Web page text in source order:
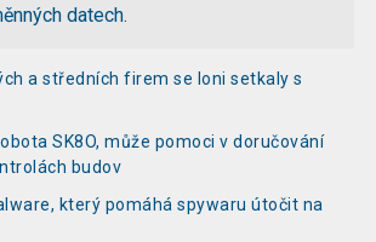
datech.
a středních firem se loni setkaly s
SK8O, může pomoci v doručování
budov
který pomáhá spywaru útočit na